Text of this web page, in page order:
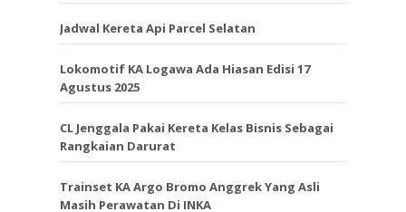
Jadwal Kereta Api Parcel Selatan
Lokomotif KA Logawa Ada Hiasan Edisi 17
Agustus 2025
CL Jenggala Pakai Kereta Kelas Bisnis Sebagai
Rangkaian Darurat
Trainset KA Argo Bromo Anggrek Yang Asli
Masih Perawatan Di INKA